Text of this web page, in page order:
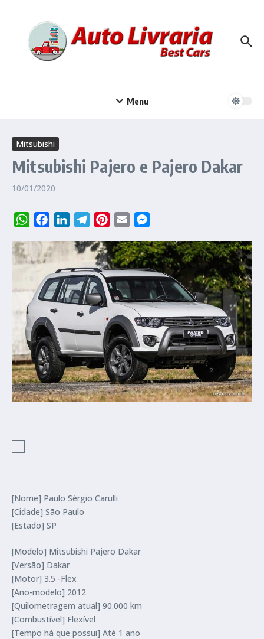
Menu
Mitsubishi
Mitsubishi Pajero e Pajero Dakar
10/01/2020
WhatsAppFacebookLinkedInTelegramPinterest
Email
[Nome] Paulo Sérgio Carulli
[Cidade] São Paulo
[Estado] SP
[Modelo] Mitsubishi Pajero Dakar
[Versão] Dakar
[Motor] 3.5 -Flex
[Ano-modelo] 2012
[Quilometragem atual] 90.000 km
[Combustível] Flexível
[Tempo há que possui] Até 1 ano